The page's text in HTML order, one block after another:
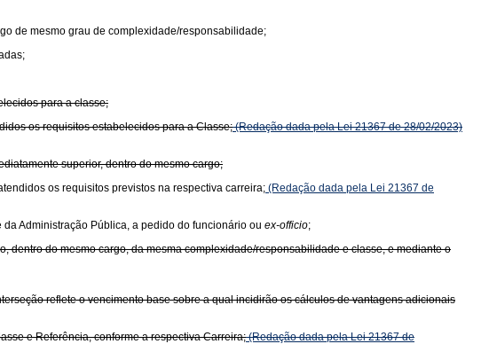
de mesmo grau de complexidade/responsabilidade;
para a classe;
os requisitos estabelecidos para a Classe;(Redação dada pela Lei 21367 de 28/02/2023)
superior, dentro do mesmo cargo;
os requisitos previstos na respectiva carreira; (Redação dada pela Lei 21367 de
Administração Pública, a pedido do funcionário ou ex-officio;
do mesmo cargo, da mesma complexidade/responsabilidade e classe, e mediante o
reflete o vencimento base sobre a qual incidirão os cálculos de vantagens adicionais
e Referência, conforme a respectiva Carreira;(Redação dada pela Lei 21367 de